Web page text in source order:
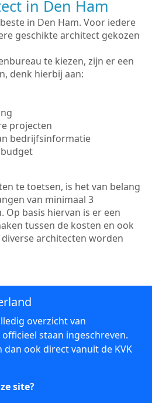
in Den Ham
in Den Ham. Voor iedere
geschikte architect gekozen
te kiezen, zijn er een
denk hierbij aan:
projecten
bedrijfsinformatie
te toetsen, is het van belang
van minimaal 3
Op basis hiervan is er een
tussen de kosten en ook
architecten worden
overzicht van
staan ingeschreven.
dan ook direct vanuit de KVK
site?